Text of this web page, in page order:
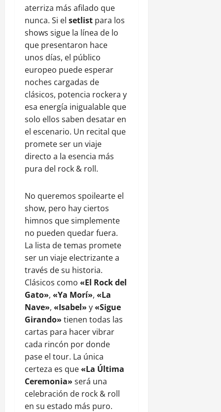
aterriza más afilado que
nunca. Si el setlist para los
shows sigue la línea de lo
que presentaron hace
unos días, el público
europeo puede esperar
noches cargadas de
clásicos, potencia rockera y
esa energía inigualable que
solo ellos saben desatar en
el escenario. Un recital que
promete ser un viaje
directo a la esencia más
pura del rock & roll.
No queremos spoilearte el
show, pero hay ciertos
himnos que simplemente
no pueden quedar fuera.
La lista de temas promete
ser un viaje electrizante a
través de su historia.
Clásicos como «El Rock del
Gato», «Ya Morí», «La
Nave», «Isabel» y«Sigue
Girando» tienen todas las
cartas para hacer vibrar
cada rincón por donde
pase el tour. La única
certeza es que«La Última
Ceremonia» será una
celebración de rock & roll
en su estado más puro.